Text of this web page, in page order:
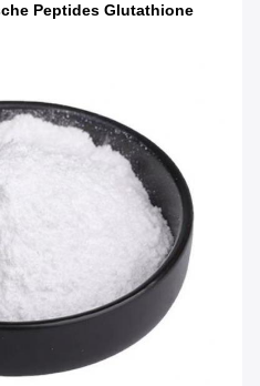
Peptides Glutathione